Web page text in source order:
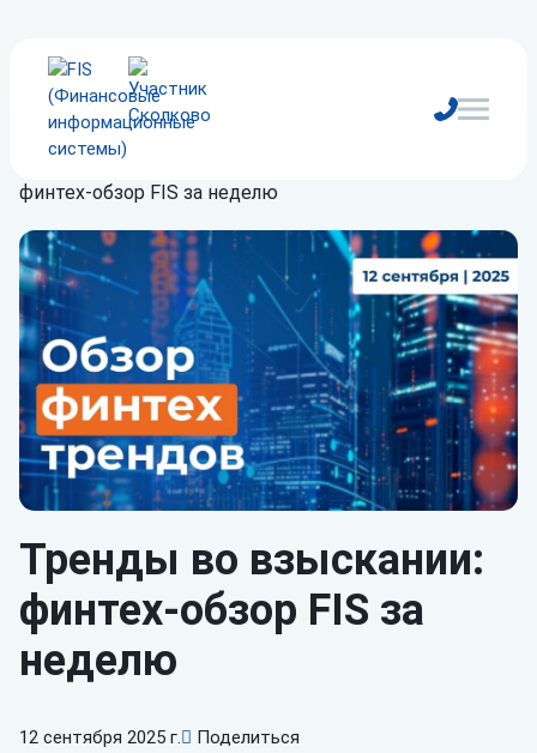
Блог
финтех-обзор FIS за неделю
Тренды во взыскании:
финтех-обзор FIS за
неделю
12 сентября 2025 г. Поделиться